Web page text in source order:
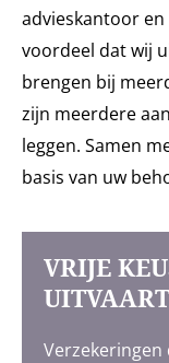
advieskantoor
voordeel dat wij
brengen bij
zijn meerdere
leggen. Samen
basis van uw
VRIJE